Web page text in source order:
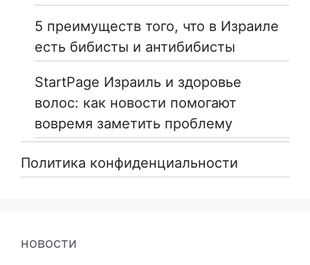
5 преимуществ того, что в Израиле
есть бибисты и антибибисты
StartPage Израиль и здоровье
волос: как новости помогают
вовремя заметить проблему
Политика конфиденциальности
новости